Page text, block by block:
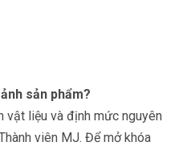
sản phẩm?
vật liệu và định mức nguyên
viên MJ. Để mở khóa